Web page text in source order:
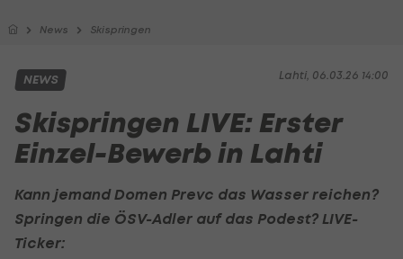
News Skispringen
Lahti, 06.03.26 14:00
NEWS
Skispringen LIVE: Erster
Einzel-Bewerb in Lahti
Kann jemand Domen Prevc das Wasser reichen?
Springen die ÖSV-Adler auf das Podest? LIVE-
Ticker: